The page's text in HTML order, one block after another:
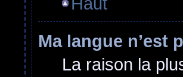
Ma langue n’est
La raison la